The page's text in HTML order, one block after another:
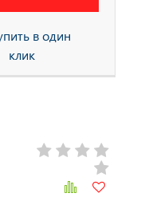
в один
клик